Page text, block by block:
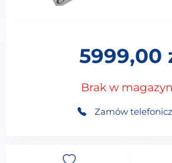
5999,00
Brak w
Zamów